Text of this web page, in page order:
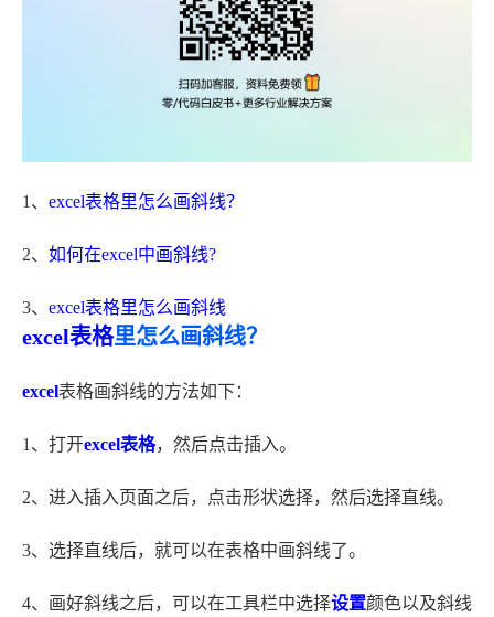
1、 excel表格里怎么画斜线？
2、 如何在excel中画斜线?
3、 excel表格里怎么画斜线
excel表格里怎么画斜线？
excel表格画斜线的方法如下：
1、打开excel表格，然后点击插入。
2、进入插入页面之后，点击形状选择，然后选择直线。
3、选择直线后，就可以在表格中画斜线了。
4、画好斜线之后，可以在工具栏中选择设置颜色以及斜线